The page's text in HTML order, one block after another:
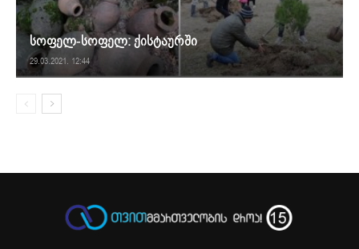
სოფელ-სოფელ: ქისტაურში
29.03.2021. 12:44